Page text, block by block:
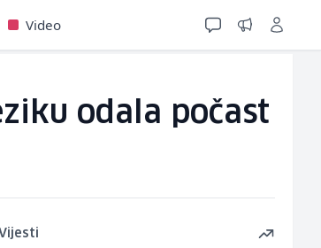
Video
odala počast
Vijesti